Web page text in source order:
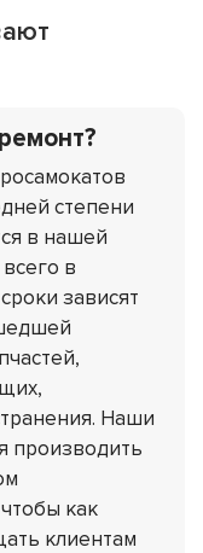
степени
в нашей
в
зависят
Наши
производить
как
клиентам